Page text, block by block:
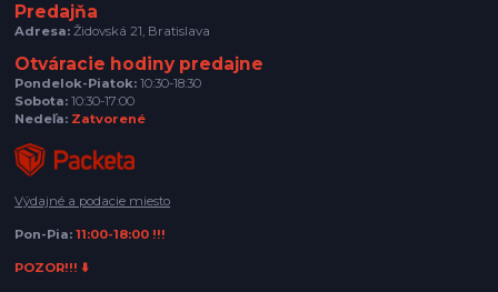
Predajňa
Adresa: Židovská 21, Bratislava
Otváracie hodiny predajne
Pondelok-Piatok: 10:30-18:30
Sobota: 10:30-17:00
Nedeľa: Zatvorené
Výdajné a podacie miesto
Pon-Pia:11:00-18:00 !!!
POZOR!!! ⬇️